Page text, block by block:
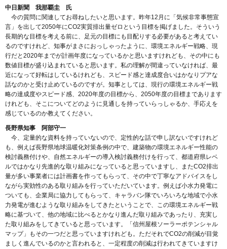
中日新聞 我那覇圭 氏
今の質問に関連してお尋ねしたいと思います。昨年12月に「気候非常事態宣
言」を出して2050年にCO2実質排出量ゼロという目標を掲げました。そういう
長期的な目標を考える前に、足元の目標にも目配りする必要があると考えてい
るのですけれど、知事がまさにおっしゃったように、環境エネルギー戦略、現
行だと2020年までが計画年度になっているかと思いますけれども、その中にも
数値目標が盛り込まれていると思います。私の理解が間違っていなければ、最
近になって好転はしているけれども、スピード感と達成度合いはかなりプアな
話なのかと受け止めているのですが。知事としては、現行の環境エネルギー戦
略の達成度やスピード感、2020年度の目標から、2050年度の目標まであります
けれども、そこについてどのように見通しを持っていらっしゃるか、手応えを
感じているのか教えてください。
長野県知事 阿部守一
今、定量的な資料を持っていないので、定性的な話で申し訳ないですけれど
も、例えば長野県地球温暖化対策条例の中で、建築物の環境エネルギー性能の
検討義務付けや、自然エネルギーの導入検討義務付けを行って、都道府県レベ
ルではかなり先進的な取り組みになっていると思っていますし、またCO2排出
量が多い事業者には計画書を作ってもらって、その中で丁寧なアドバイスをし
ながら実効性のある取り組みを行っていただいています。例えば小水力発電に
ついても、企業局に協力してもらって、キャラバン隊でいろいろな地域で小水
力発電が進むような取り組みをしてきたということで、この環境エネルギー戦
略に基づいて、他の地域に比べるとかなり進んだ取り組みであったり、充実し
た取り組みをしてきていると思っています。「信州屋根ソーラーポテンシャル
マップ」もその一つだと思っていますけれども。ただそれでCO2の削減が目覚
ましく進んでいるのかと言われると、一定程度の削減は行われてきていますけ